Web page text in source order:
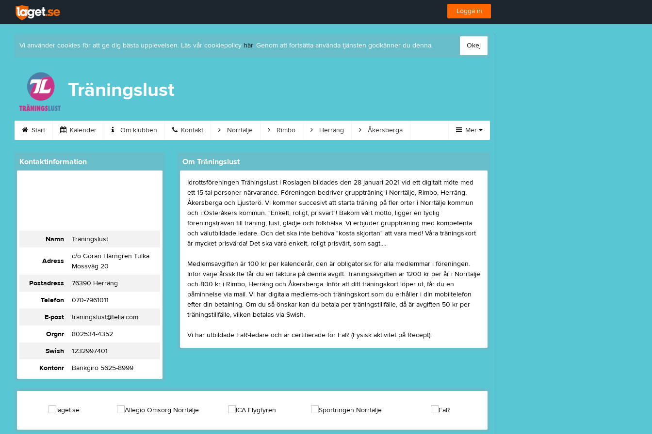
Logga in
Vi använder cookies för att ge dig bästa upplevelsen. Läs vår cookiepolicy här. Genom att fortsätta använda tjänsten godkänner du denna. Okej
Träningslust
Start Kalender Om klubben Kontakt Norrtälje Rimbo Herräng Åkersberga Mer
Kontaktinformation
Namn Träningslust
Adress
c/o Göran Härngren Tulka
Mossväg 20
Postadress
76390 Herräng
Telefon
070-7961011
E-post
traningslust@telia.com
Orgnr
802534-4352
Swish
1232997401
Kontonr
Bankgiro 5625-8999
Om Träningslust
Idrottsföreningen Träningslust i Roslagen bildades den 28 januari 2021 vid ett digitalt möte med
ett 15-tal personer närvarande. Föreningen bedriver gruppträning i Norrtälje, Rimbo, Herräng,
Åkersberga och Ljusterö. Vi kommer succesivt att starta träning på fler orter i Norrtälje kommun
och i Österåkers kommun. "Enkelt, roligt, prisvärt"! Bakom vårt motto, ligger en tydlig
föreningsträvan till träning, lust, glädje och folkhälsa. Vi erbjuder gruppträning med kompetenta
och välutbildade ledare. Och det ska inte behöva "kosta skjortan" att vara med! Våra träningskort
är mycket prisvärda! Det ska vara enkelt, roligt prisvärt, som sagt....
Medlemsavgiften är 100 kr per kalenderår, den är obligatorisk för alla medlemmar i föreningen.
Inför varje årsskifte får du en faktura på denna avgift. Träningsavgiften är 1200 kr per år i Norrtälje
och 800 kr i Rimbo, Herräng och Åkersberga. Inför att ditt träningskort löper ut, får du en
påminnelse via mail. Vi har digitala medlems-och träningskort som du erhåller i din mobiltelefon
efter din betalning. Om du så önskar kan du betala per träningstillfälle, då är avgiften 50 kr per
träningstillfälle, vilken betalas via Swish.
Vi har utbildade FaR-ledare och är certifierade för FaR (Fysisk aktivitet på Recept).